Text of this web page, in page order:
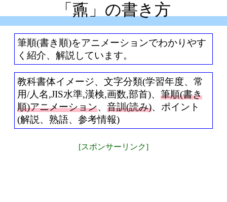
「鼒」の書き方
筆順(書き順)をアニメーションでわかりやす
く紹介、解説しています。
教科書体イメージ、文字分類(学習年度、常
用/人名,JIS水準,漢検,画数,部首)、 筆順(書き
順)アニメーション、 音訓(読み)、ポイント
(解説、熟語、参考情報)
[スポンサーリンク]